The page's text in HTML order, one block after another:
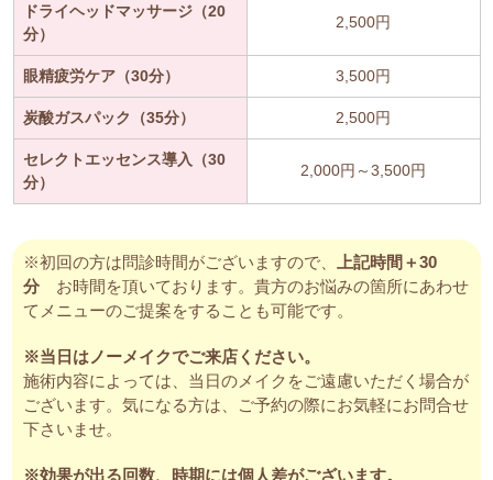
ドライヘッドマッサージ（20
分）
2,500円
眼精疲労ケア（30分） 3,500円
炭酸ガスパック（35分） 2,500円
セレクトエッセンス導入（30
分）
2,000円～3,500円
※初回の方は問診時間がございますので、
上記時間＋30
分 お時間を頂いております。貴方のお悩みの箇所にあわせ
てメニューのご提案をすることも可能です。
※当日はノーメイクでご来店ください。
施術内容によっては、当日のメイクをご遠慮いただく場合が
ございます。気になる方は、ご予約の際にお気軽にお問合せ
下さいませ。
※効果が出る回数、時期には個人差がございます。